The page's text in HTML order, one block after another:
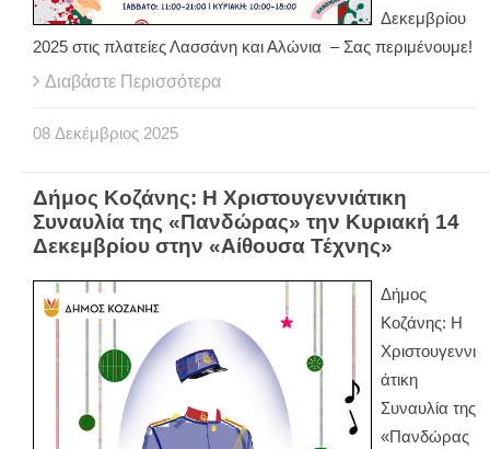
Δεκεμβρίου
2025 στις πλατείες Λασσάνη και Αλώνια – Σας περιμένουμε!
Διαβάστε Περισσότερα
08 Δεκέμβριος 2025
Δήμος Κοζάνης: Η Χριστουγεννιάτικη
Συναυλία της «Πανδώρας» την Κυριακή 14
Δεκεμβρίου στην «Αίθουσα Τέχνης»
Δήμος
Κοζάνης: Η
Χριστουγεννι
άτικη
Συναυλία της
«Πανδώρας